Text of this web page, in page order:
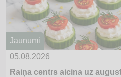
Jaunumi
05.08.2026
Raiņa centrs aicina uz